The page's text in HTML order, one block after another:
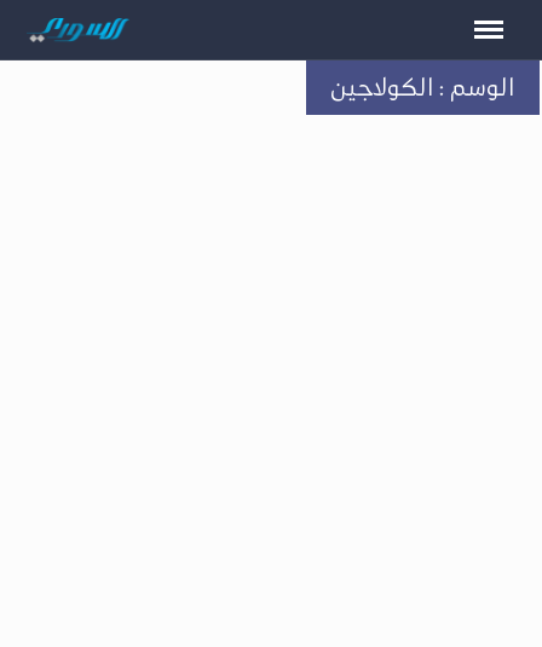
الوسم : الكولاجين